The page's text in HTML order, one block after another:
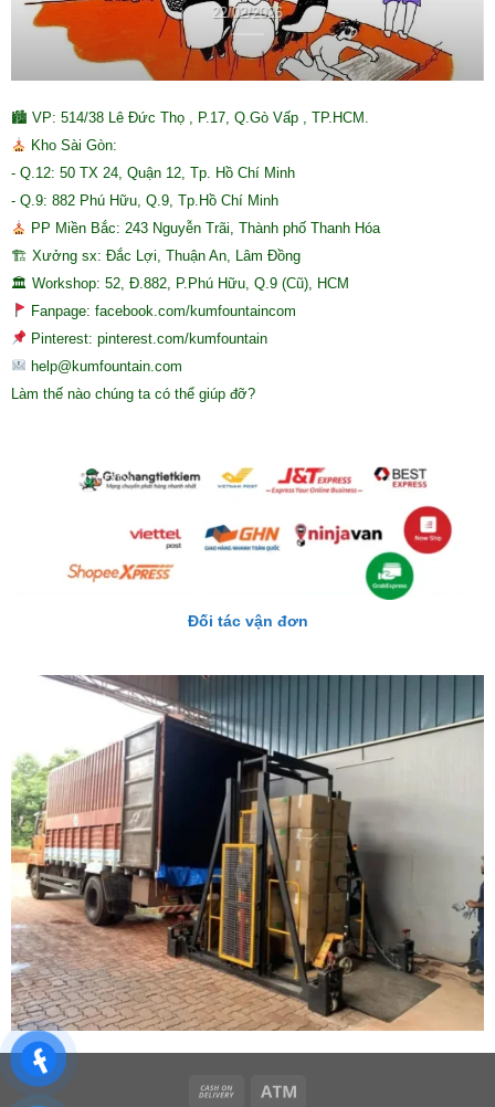
22/02/2026
🏙 VP: 514/38 Lê Đức Thọ , P.17, Q.Gò Vấp , TP.HCM.
Kho Sài Gòn:
- Q.12: 50 TX 24, Quận 12, Tp. Hồ Chí Minh
- Q.9: 882 Phú Hữu, Q.9, Tp.Hồ Chí Minh
PP Miền Bắc: 243 Nguyễn Trãi, Thành phố Thanh Hóa
🏗 Xưởng sx: Đắc Lợi, Thuận An, Lâm Đồng
🏛 Workshop: 52, Đ.882, P.Phú Hữu, Q.9 (Cũ), HCM
Fanpage: facebook.com/kumfountaincom
Pinterest: pinterest.com/kumfountain
help@kumfountain.com
Làm thế nào chúng ta có thể giúp đỡ?
Đối tác vận đơn